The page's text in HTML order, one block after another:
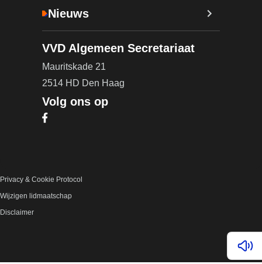
Lees
Nieuws
VVD Algemeen Secretariaat
Mauritskade 21
2514 HD Den Haag
Volg ons op
Bezoek onze Facebook pagina (opent in nieuw
Privacy & Cookie Protocol
Wijzigen lidmaatschap
Disclaimer